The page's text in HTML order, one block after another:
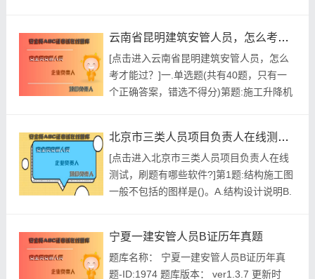
题:高度超过()的层次上的交叉作业，凡人员
进出的通道口应设双层安全防护棚(必会
题)A.18mB.24mC.20mD.28m参考答案...
云南省昆明建筑安管人员，怎么考才能过？
[点击进入云南省昆明建筑安管人员，怎么
考才能过？]一.单选题(共有40题，只有一
个正确答案，错选不得分)第题:施工升降机
C.施工单位D.安装单位正确答案:查看最佳
答案更多最新建筑行业考试题库--云南省昆
明建筑安管人员，怎么考才能过？请关注上
面的微...
北京市三类人员项目负责人在线测试，刷题有哪些软件?
[点击进入北京市三类人员项目负责人在线
测试，刷题有哪些软件?]第1题:结构施工图
一般不包括的图样是()。A.结构设计说明B.
距离不应超过().A.30mB.20mC.15mD.3m
参考答案:查看最佳答案更多最新建筑行业
考试题库--北京市三类人员项目...
宁夏一建安管人员B证历年真题
题库名称： 宁夏一建安管人员B证历年真
题-ID:1974 题库版本： ver1.3.7 更新时